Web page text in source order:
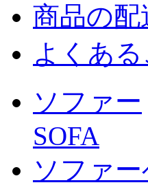
商品の配
よくあ
ソファー
SOFA
ソファ